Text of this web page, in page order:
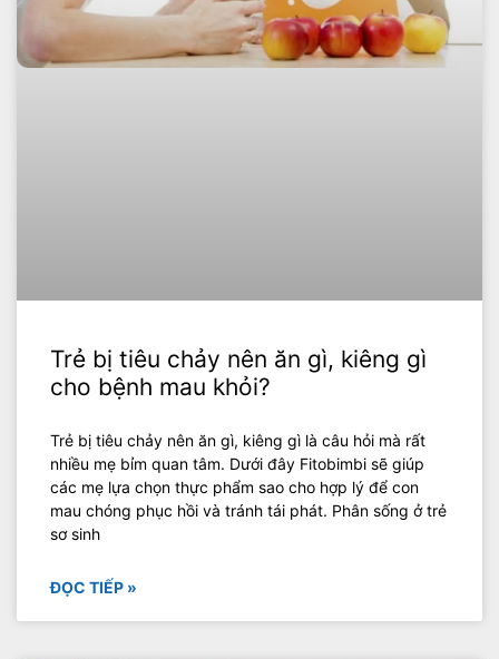
Trẻ bị tiêu chảy nên ăn gì, kiêng gì
cho bệnh mau khỏi?
Trẻ bị tiêu chảy nên ăn gì, kiêng gì là câu hỏi mà rất
nhiều mẹ bỉm quan tâm. Dưới đây Fitobimbi sẽ giúp
các mẹ lựa chọn thực phẩm sao cho hợp lý để con
mau chóng phục hồi và tránh tái phát. Phân sống ở trẻ
sơ sinh
ĐỌC TIẾP »